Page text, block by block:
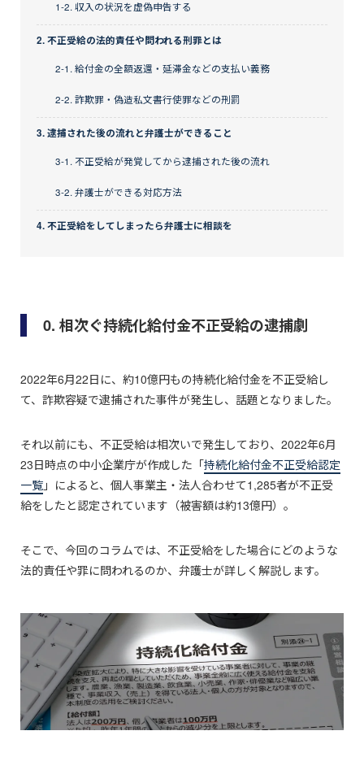
1-2. 収入の状況を虚偽申告する
2. 不正受給の法的責任や問われる刑罪とは
2-1. 給付金の全額返還・延滞金などの支払い義務
2-2. 詐欺罪・偽造私文書行使罪などの刑罰
3. 逮捕された後の流れと弁護士ができること
3-1. 不正受給が発覚してから逮捕された後の流れ
3-2. 弁護士ができる対応方法
4. 不正受給をしてしまったら弁護士に相談を
0. 相次ぐ持続化給付金不正受給の逮捕劇
2022年6月22日に、約10億円もの持続化給付金を不正受給し
て、詐欺容疑で逮捕された事件が発生し、話題となりました。
それ以前にも、不正受給は相次いで発生しており、2022年6月
23日時点の中小企業庁が作成した「持続化給付金不正受給認定
一覧 」によると、個人事業主・法人合わせて1,285者が不正受
給をしたと認定されています（被害額は約13億円）。
そこで、今回のコラムでは、不正受給をした場合にどのような
法的責任や罪に問われるのか、弁護士が詳しく解説します。